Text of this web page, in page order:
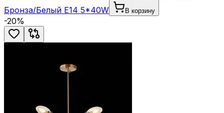
Бронза/Белый E14 5*40W
В корзину
-20%